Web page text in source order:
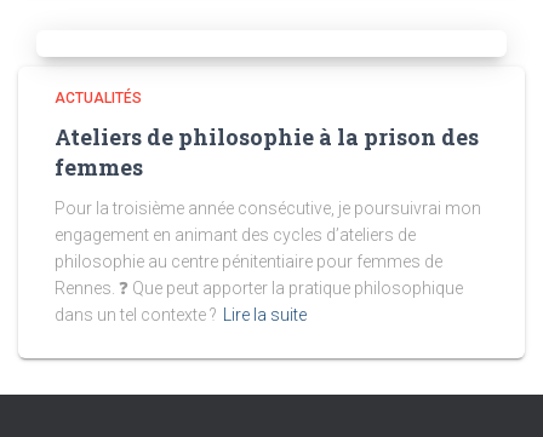
ACTUALITÉS
Ateliers de philosophie à la prison des
femmes
Pour la troisième année consécutive, je poursuivrai mon
engagement en animant des cycles d’ateliers de
philosophie au centre pénitentiaire pour femmes de
Rennes. ❓ Que peut apporter la pratique philosophique
dans un tel contexte ?
Lire la suite